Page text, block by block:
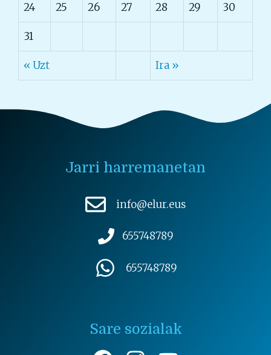
24 25 26 27 28 29 30
31
« Uzt Ira »
Jarri harremanetan
info@elur.eus
655748789
655748789
Sare sozialak